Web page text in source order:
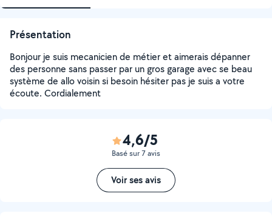
Présentation
Bonjour je suis mecanicien de métier et aimerais dépanner
des personne sans passer par un gros garage avec se beau
système de allo voisin si besoin hésiter pas je suis a votre
écoute. Cordialement
4,6/5
Basé sur 7 avis
Voir ses avis